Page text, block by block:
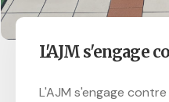
L'AJM s'engage
L'AJM s'engage